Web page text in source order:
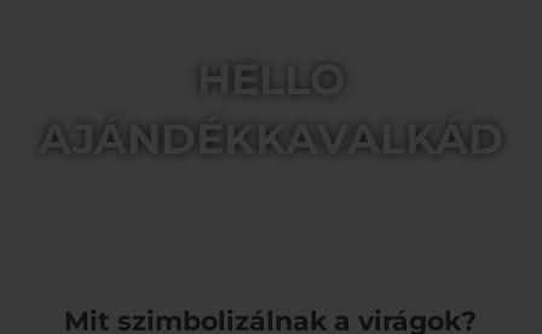
HELLO
AJÁNDÉKKAVALKÁD
Mit szimbolizálnak a virágok?